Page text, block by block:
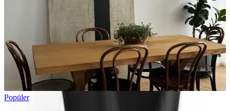
Popüler